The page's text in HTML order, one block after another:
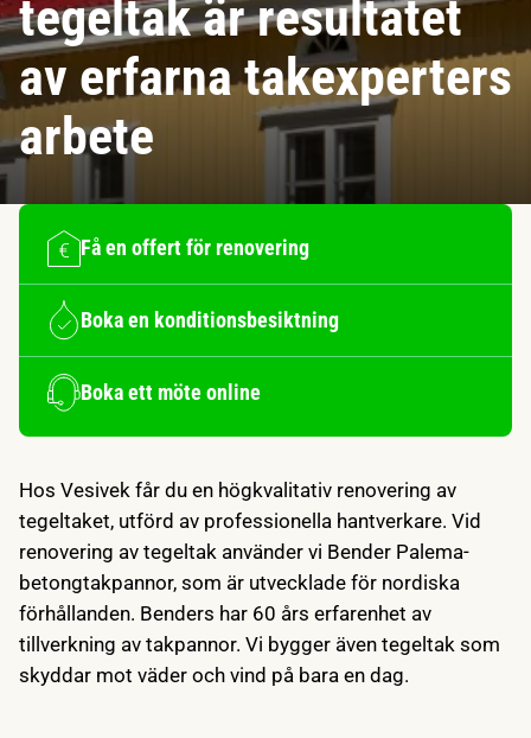
tegeltak är resultatet
av erfarna takexperters
arbete
Få en offert för renovering
Boka en konditionsbesiktning
Boka ett möte online
Hos Vesivek får du en högkvalitativ renovering av
tegeltaket, utförd av professionella hantverkare. Vid
renovering av tegeltak använder vi Bender Palema-
betongtakpannor, som är utvecklade för nordiska
förhållanden. Benders har 60 års erfarenhet av
tillverkning av takpannor. Vi bygger även tegeltak som
skyddar mot väder och vind på bara en dag.